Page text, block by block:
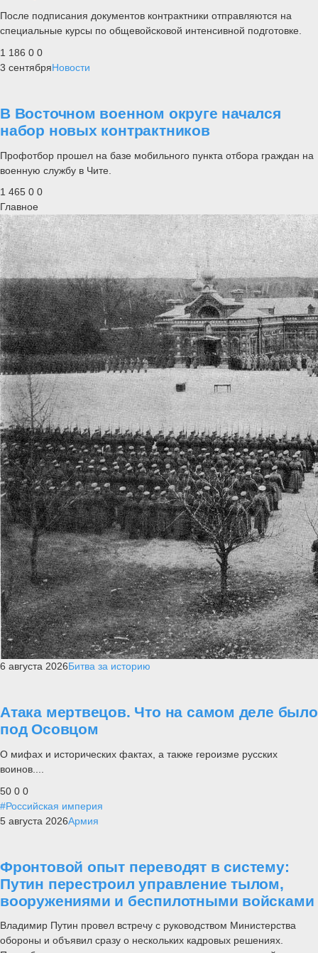
После подписания документов контрактники отправляются на
специальные курсы по общевойсковой интенсивной подготовке.
1 186 0 0
3 сентябряНовости
В Восточном военном округе начался
набор новых контрактников
Профотбор прошел на базе мобильного пункта отбора граждан на
военную службу в Чите.
1 465 0 0
Главное
6 августа 2026Битва за историю
Атака мертвецов. Что на самом деле было
под Осовцом
О мифах и исторических фактах, а также героизме русских
воинов....
50 0 0
#Российская империя
5 августа 2026Армия
Фронтовой опыт переводят в систему:
Путин перестроил управление тылом,
вооружениями и беспилотными войсками
Владимир Путин провел встречу с руководством Министерства
обороны и объявил сразу о нескольких кадровых решениях.